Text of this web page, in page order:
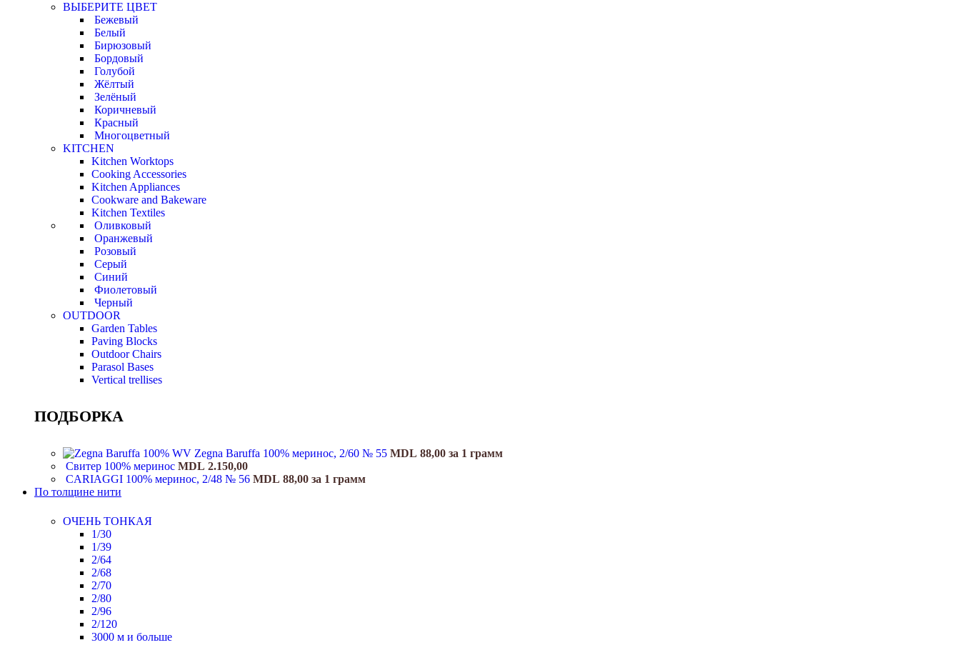
ВЫБЕРИТЕ ЦВЕТ
Бежевый
Белый
Бирюзовый
Бордовый
Голубой
Жёлтый
Зелёный
Коричневый
Красный
Многоцветный
KITCHEN
Kitchen Worktops
Cooking Accessories
Kitchen Appliances
Cookware and Bakeware
Kitchen Textiles
Оливковый
Оранжевый
Розовый
Серый
Синий
Фиолетовый
Черный
OUTDOOR
Garden Tables
Paving Blocks
Outdoor Chairs
Parasol Bases
Vertical trellises
ПОДБОРКА
Zegna Baruffa 100% меринос, 2/60 № 55 MDL 88,00 за 1 грамм
Свитер 100% меринос MDL 2.150,00
CARIAGGI 100% меринос, 2/48 № 56 MDL 88,00 за 1 грамм
По толщине нити
ОЧЕНЬ ТОНКАЯ
1/30
1/39
2/64
2/68
2/70
2/80
2/96
2/120
3000 м и больше